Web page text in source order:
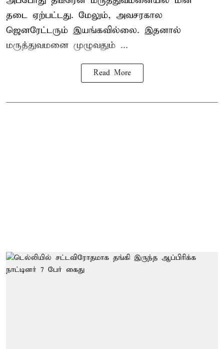
தடை ஏற்பட்டது. மேலும், அவசரகால
ஜெனரேட்டரும் இயங்கவில்லை. இதனால்
மருத்துவமனை முழுவதும் ...
Read More